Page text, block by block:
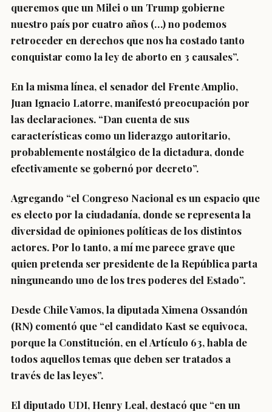
queremos que un Milei o un Trump gobierne
nuestro país por cuatro años (…) no podemos
retroceder en derechos que nos ha costado tanto
conquistar como la ley de aborto en 3 causales”.
En la misma línea, el senador del Frente Amplio,
Juan Ignacio Latorre, manifestó preocupación por
las declaraciones. “Dan cuenta de sus
características como un liderazgo autoritario,
probablemente nostálgico de la dictadura, donde
efectivamente se gobernó por decreto”.
Agregando “el Congreso Nacional es un espacio que
es electo por la ciudadanía, donde se representa la
diversidad de opiniones políticas de los distintos
actores. Por lo tanto, a mí me parece grave que
quien pretenda ser presidente de la República parta
ninguneando uno de los tres poderes del Estado”.
Desde Chile Vamos, la diputada Ximena Ossandón
(RN) comentó que “el candidato Kast se equivoca,
porque la Constitución, en el Artículo 63, habla de
todos aquellos temas que deben ser tratados a
través de las leyes”.
El diputado UDI, Henry Leal, destacó que “en un